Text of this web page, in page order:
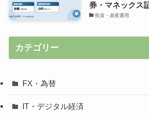
券・マネックス
投資・資産運用
カテゴリー
FX・為替
IT・デジタル経済